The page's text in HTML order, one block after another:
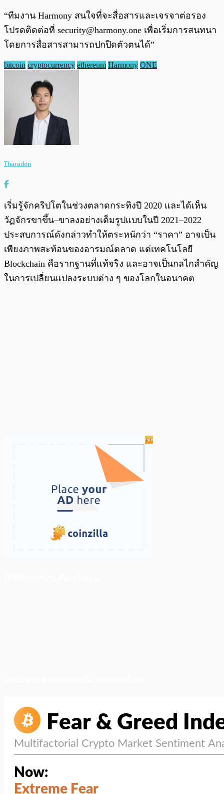
“ทีมงาน Harmony สนใจที่จะสื่อสารและเจรจาต่อรอง
โปรดติดต่อที่ security@harmony.one เพื่อเริ่มการสนทนา
โดยการสื่อสารสามารถปกปิดตัวตนได้”
bitcoin cryptocurrency ethereum Harmony ONE
Tharadon
เริ่มรู้จักคริปโตในช่วงตลาดกระทิงปี 2020 และได้เห็น
วัฏจักรขาขึ้น–ขาลงอย่างเต็มรูปแบบในปี 2021–2022
ประสบการณ์ดังกล่าวทำให้ตระหนักว่า “ราคา” อาจเป็น
เพียงภาพสะท้อนของอารมณ์ตลาด แต่เทคโนโลยี
Blockchain คือรากฐานที่แท้จริง และอาจเป็นกลไกสำคัญ
ในการเปลี่ยนแปลงระบบต่าง ๆ ของโลกในอนาคต